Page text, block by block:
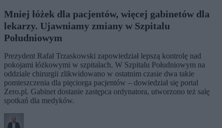
Mniej łóżek dla pacjentów, więcej gabinetów dla
lekarzy. Ujawniamy zmiany w Szpitalu
Południowym
Prezydent Rafał Trzaskowski zapowiedział lepszą kontrolę nad
pokojami łóżkowymi w szpitalach. W Szpitalu Południowym na
oddziale chirurgii zlikwidowano w ostatnim czasie dwa takie
pomieszczenia dla pięciorga pacjentów – dowiedział się portal
Zero.pl. Gabinet dostanie zastępca ordynatora, utworzono też salę
spotkań dla medyków.